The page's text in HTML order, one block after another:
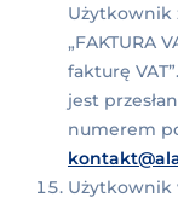
Użytkownik
„FAKTURA
fakturę
jest
numerem
Użytkownik